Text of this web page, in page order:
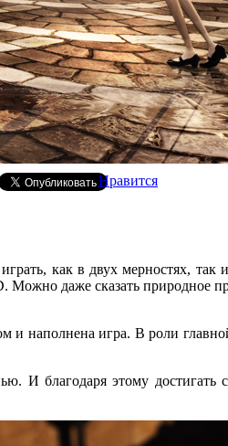
Нравится
как в двух мерностях,
Можно даже сказать природное
наполнена игра. В роли
И благодаря этому достигать